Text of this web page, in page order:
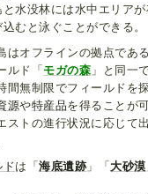
と水没林には水中エリア
むと泳ぐことができる。
はオフラインの拠点であ
ルド「 モガの森 」と同一
間無制限でフィールドを
源や特産品を得ることが可
ストの進行状況に応じて
ドは「海底遺跡 」「大砂漠